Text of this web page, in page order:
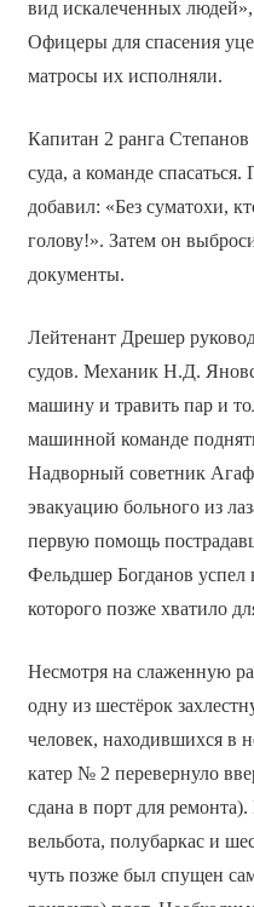
вид искалеченных
Офицеры для спасения
матросы их исполняли.
Капитан 2 ранга Степанов
суда, а команде
добавил: «Без суматохи,
голову!». Затем он
документы.
Лейтенант Дрешер
судов. Механик Н.Д.
машину и травить пар и
машинной команде
Надворный советник
эвакуацию больного из
первую помощь
Фельдшер Богданов успел
которого позже хватило
Несмотря на слаженную
одну из шестёрок
человек, находившихся в
катер № 2 перевернуло
сдана в порт для
вельбота, полубаркас и
чуть позже был спущен